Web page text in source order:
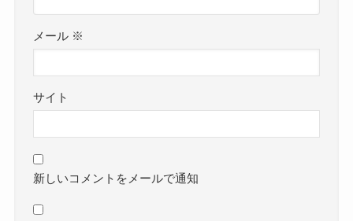
メール ※
サイト
新しいコメントをメールで通知